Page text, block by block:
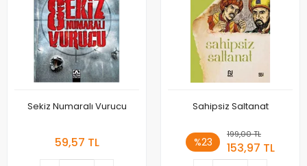
Sekiz Numaralı Vurucu
59,57 TL
Sahipsiz Saltanat
%23
199,00 TL
153,97 TL